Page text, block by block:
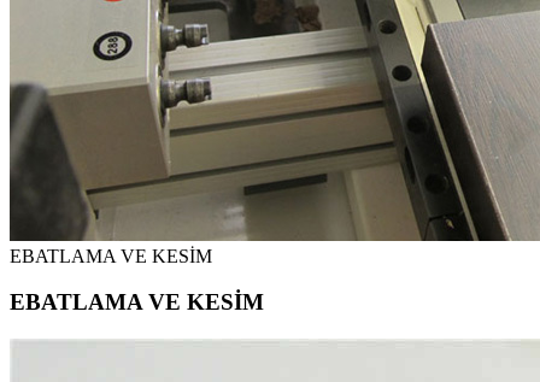
EBATLAMA VE KESİM
EBATLAMA VE KESİM